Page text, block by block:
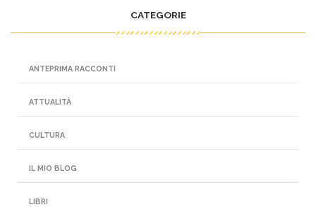
CATEGORIE
ANTEPRIMA RACCONTI
ATTUALITÀ
CULTURA
IL MIO BLOG
LIBRI